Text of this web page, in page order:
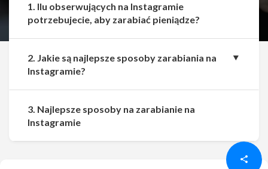
1. Ilu obserwujących na Instagramie
potrzebujecie, aby zarabiać pieniądze?
2. Jakie są najlepsze sposoby zarabiania na
Instagramie?
3. Najlepsze sposoby na zarabianie na
Instagramie